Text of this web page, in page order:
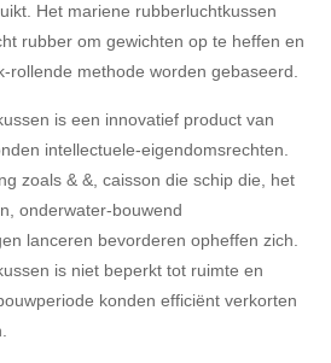
Het mariene rubberluchtkussen
rubber om gewichten op te heffen en
rollende methode worden gebaseerd.
is een innovatief product van
intellectuele-eigendomsrechten.
zoals & &, caisson die schip die, het
onderwater-bouwend
lanceren bevorderen opheffen zich.
is niet beperkt tot ruimte en
konden efficiënt verkorten